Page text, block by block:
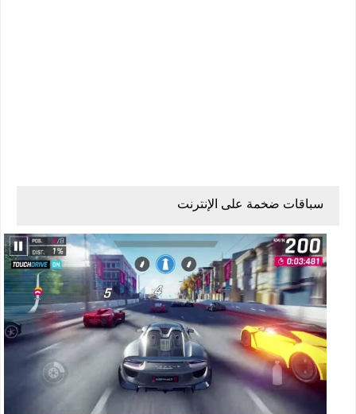
سباقات ضخمة على الإنترنت